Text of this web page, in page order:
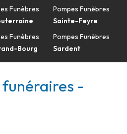
Funèbres
Funèbres
Bourg
Pompes Funèbres
Sainte-Feyre
Pompes Funèbres
Sardent
funéraires -